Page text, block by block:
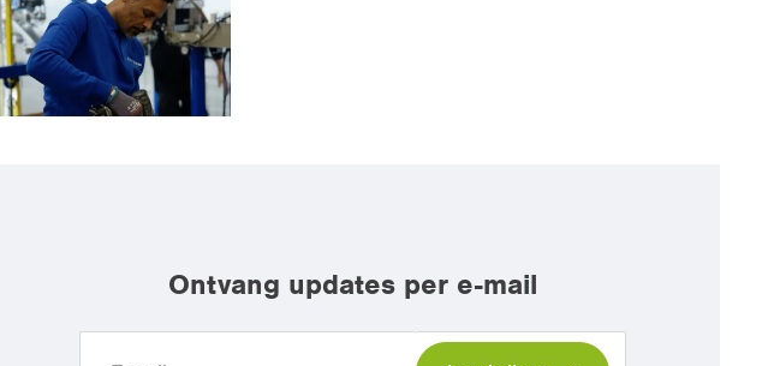
Ontvang updates per e-mail